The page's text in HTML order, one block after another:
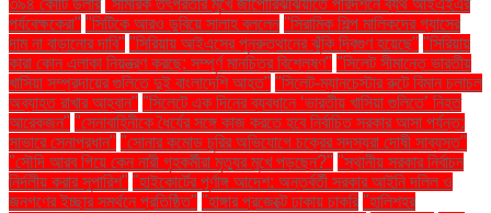
৩৯৪ কোটি ডলার "সামরিক তৎপরতার মুখে জাপোরিঝঝিয়াতে পরিদর্শনে ব্যর্থ আইএইএর
পর্যবেক্ষকেরা" "সিটিকে আরও ডুবিয়ে সালাহ বললেন "সিরামিক শিল্প মালিকদের গ্যাসের
দাম না বাড়ানোর দাবি" "সিরিয়ায় আইএসের পুনরুত্থানের ঝুঁকি দ্বিগুণ হয়েছে" "সিরিয়ায়
কারা কোন এলাকা নিয়ন্ত্রণ করছে: সম্পূর্ণ মানচিত্র বিশ্লেষণ" "সিলেট সীমান্তে ভারতীয়
খাসিয়া সম্প্রদায়ের গুলিতে দুই বাংলাদেশি আহত" "সিলেট-ম্যানচেস্টার রুটে বিমান চলাচল
অব্যাহত রাখার আহ্বান" "সিলেটে এক দিনের ব্যবধানে ‘ভারতীয় খাসিয়া গু‌লিতে’ নিহত
আরেকজন" "সেনাবাহিনীকে ধৈর্যের সঙ্গে কাজ করতে হবে নির্বাচিত সরকার আসা পর্যন্ত:
সাভারে সেনাপ্রধান" "সোনার কমোড চুরির অভিযোগে চক্রের সদস্যরা দোষী সাব্যস্ত"
"সৌদি আরব গিয়ে কেন নারী গৃহকর্মীরা মৃত্যুর মুখে পড়ছেন?" "স্থানীয় সরকার নির্বাচন
নির্দলীয় করার সুপারিশ" "হাইকোর্টের পূর্ণাঙ্গ আদেশ: অন্তর্বর্তী সরকার আইনি দলিল ও
জনগণের ইচ্ছার সমর্থনে প্রতিষ্ঠিত" "হাঙ্গার প্রজেক্টে ঢাকায় চাকরি "হালিশহর